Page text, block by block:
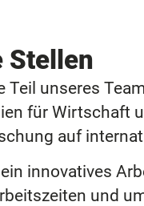
Stellen
Teil unseres
für Wirtschaft
auf
innovatives
und